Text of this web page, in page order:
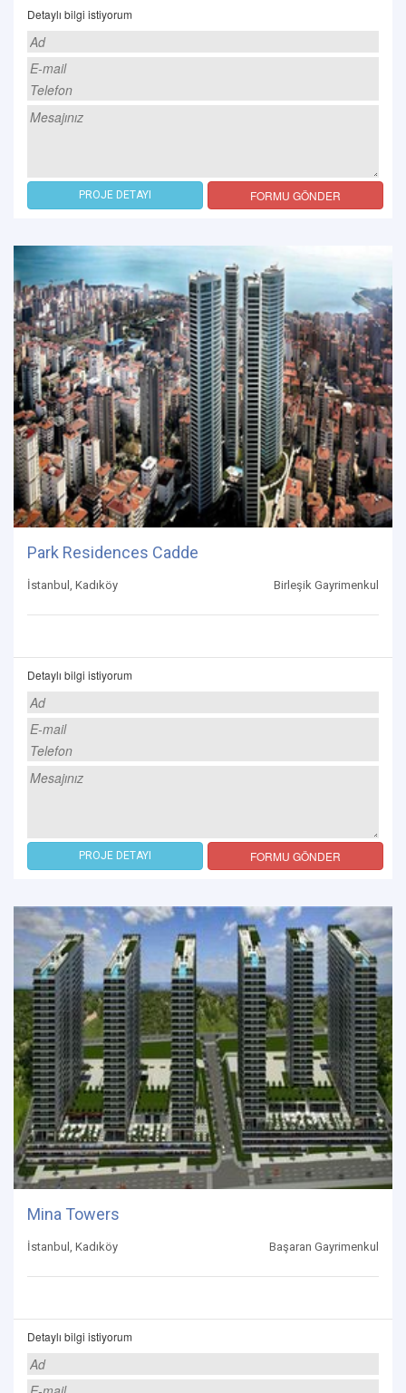
Detaylı bilgi istiyorum
PROJE DETAYI FORMU GÖNDER
Park Residences Cadde
İstanbul, Kadıköy Birleşik Gayrimenkul
Detaylı bilgi istiyorum
PROJE DETAYI FORMU GÖNDER
Mina Towers
İstanbul, Kadıköy Başaran Gayrimenkul
Detaylı bilgi istiyorum